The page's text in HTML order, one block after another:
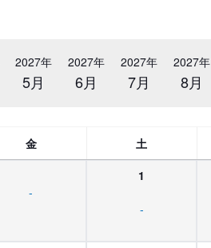
2027年
5月
2027年
6月
2027年
7月
2027年
8月
金 土
-
1
-